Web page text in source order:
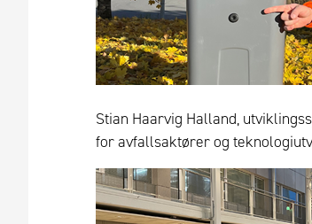
Stian Haarvig Halland,
for avfallsaktører og